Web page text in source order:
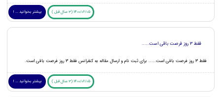
1400/06/05 (3 سال قبل ) بیشتر بخوانید ... !
فقط 3 روز فرصت باقی است.....
فقط 3 روز فرصت باقی است..... برای ثبت نام و ارسال مقاله به کنفرانس فقط 3 روز فرصت باقی است.
1400/06/05 (3 سال قبل ) بیشتر بخوانید ... !